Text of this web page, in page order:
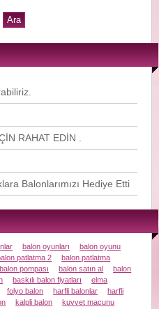
RAHAT EDİN .
Balonlarımızı Hediye Etti
balon oyunları
balon oyunu
patlatma 2
balon patlatma
balon pompası balon satın al
balon
baskılı balon fiyatları
elma
folyo balon harfli balonlar
harfli
kalpli balon
kuvvet macunu